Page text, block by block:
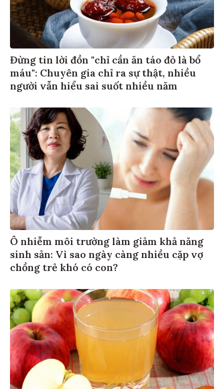
Đừng tin lời đồn "chỉ cần ăn táo đỏ là bổ
máu": Chuyên gia chỉ ra sự thật, nhiều
người vẫn hiểu sai suốt nhiều năm
Ô nhiễm môi trường làm giảm khả năng
sinh sản: Vì sao ngày càng nhiều cặp vợ
chồng trẻ khó có con?